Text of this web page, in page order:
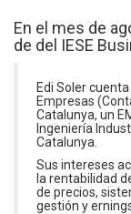
En el mes de
de del IESE
Edi Soler
Empresas
Catalunya, un
Ingeniería
Catalunya.
Sus intereses
la rentabilidad
de precios,
gestión y